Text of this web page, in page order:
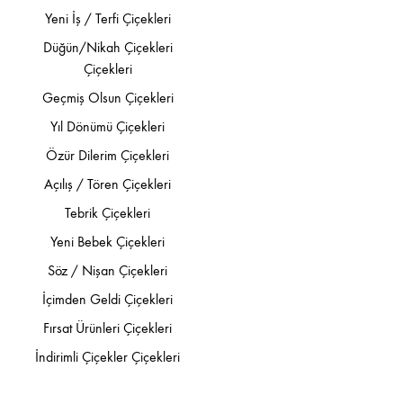
Yeni İş / Terfi Çiçekleri
Düğün/Nikah Çiçekleri
Çiçekleri
Geçmiş Olsun Çiçekleri
Yıl Dönümü Çiçekleri
Özür Dilerim Çiçekleri
Açılış / Tören Çiçekleri
Tebrik Çiçekleri
Yeni Bebek Çiçekleri
Söz / Nişan Çiçekleri
İçimden Geldi Çiçekleri
Fırsat Ürünleri Çiçekleri
İndirimli Çiçekler Çiçekleri